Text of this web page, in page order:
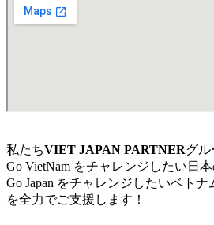
私たちVIET JAPAN PARTNERグル
Go VietNam をチャレンジしたい日本
Go Japan をチャレンジしたいベトナ
を全力でご支援します！